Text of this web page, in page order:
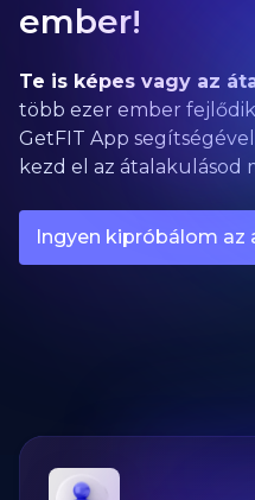
ember!
Te is képes vagy az
több ezer ember
GetFIT App
kezd el az átalakulásod
Ingyen kipróbálom az